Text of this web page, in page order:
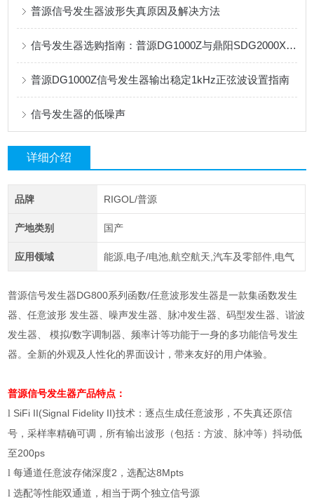
普源信号发生器波形失真原因及解决方法
信号发生器选购指南：普源DG1000Z与鼎阳SDG2000X全面对比
普源DG1000Z信号发生器输出稳定1kHz正弦波设置指南
信号发生器的低噪声
详细介绍
品牌 RIGOL/普源
产地类别 国产
应用领域 能源,电子/电池,航空航天,汽车及零部件,电气
普源信号发生器DG800系列函数/任意波形发生器是一款集函数发生
器、任意波形 发生器、噪声发生器、脉冲发生器、码型发生器、谐波
发生器、 模拟/数字调制器、频率计等功能于一身的多功能信号发生
器。全新的外观及人性化的界面设计，带来友好的用户体验。
普源信号发生器产品特点：
l SiFi II(Signal Fidelity II)技术：逐点生成任意波形，不失真还原信
号，采样率精确可调，所有输出波形（包括：方波、脉冲等）抖动低
至200ps
l 每通道任意波存储深度2 ，选配达8Mpts
l 选配等性能双通道，相当于两个独立信号源